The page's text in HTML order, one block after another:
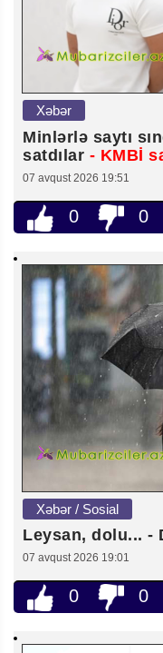
Xəbər
Minlərlə saytı
satdılar - KMBİ
07 avqust 2026 19:51
0 0
Xəbər / Sosial
Leysan, dolu... -
07 avqust 2026 19:01
0 0